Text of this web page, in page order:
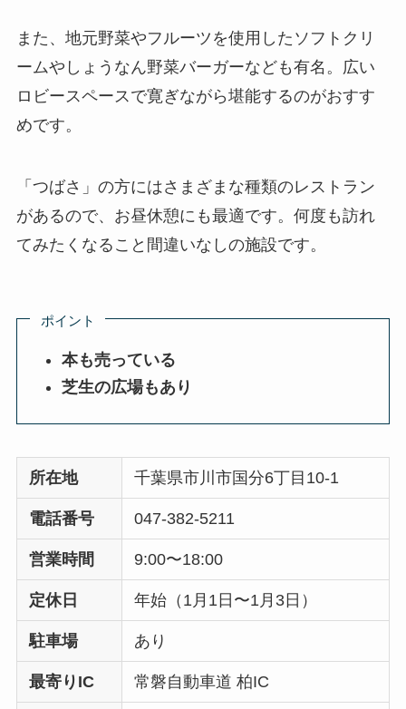
また、地元野菜やフルーツを使用したソフトクリ
ームやしょうなん野菜バーガーなども有名。広い
ロビースペースで寛ぎながら堪能するのがおすす
めです。
「つばさ」の方にはさまざまな種類のレストラン
があるので、お昼休憩にも最適です。何度も訪れ
てみたくなること間違いなしの施設です。
ポイント
本も売っている
芝生の広場もあり
所在地 千葉県市川市国分6丁目10-1
電話番号 047-382-5211
営業時間 9:00〜18:00
定休日 年始（1月1日〜1月3日）
駐車場 あり
最寄りIC 常磐自動車道 柏IC